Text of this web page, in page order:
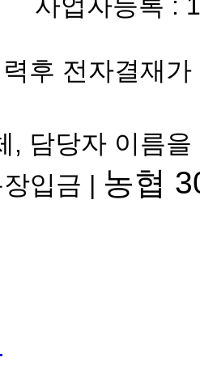
후 전자결재
, 담당자 이름
입금 | 농협